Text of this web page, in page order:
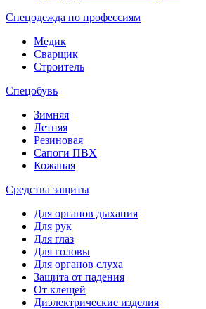
Спецодежда по профессиям
Медик
Сварщик
Строитель
Спецобувь
Зимняя
Летняя
Резиновая
Сапоги ПВХ
Кожаная
Средства защиты
Для органов дыхания
Для рук
Для глаз
Для головы
Для органов слуха
Защита от падения
От клещей
Диэлектрические изделия